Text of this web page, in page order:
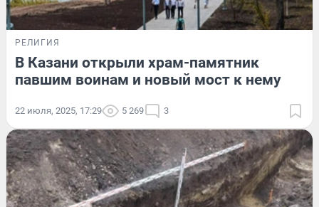
РЕЛИГИЯ
В Казани открыли храм-памятник
павшим воинам и новый мост к нему
22 июля, 2025, 17:29 5 269 3